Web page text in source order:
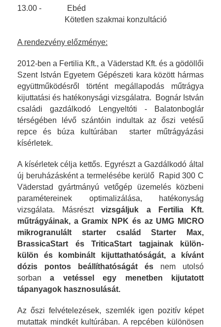
13.00 - Ebéd
Kötetlen szakmai konzultáció
A rendezvény előzménye:
2012-ben a Fertilia Kft., a Väderstad Kft. és a gödöllői
Szent István Egyetem Gépészeti kara között hármas
együttműködésről történt megállapodás műtrágya
kijuttatási és hatékonysági vizsgálatra. Bognár István
családi gazdálkodó Lengyeltóti - Balatonboglár
térségében lévő szántóin indultak az őszi vetésű
repce és búza kultúrában starter műtrágyázási
kísérletek.
A kísérletek célja kettős. Egyrészt a Gazdálkodó által
új beruházásként a termelésébe kerülő Rapid 300 C
Väderstad gyártmányú vetőgép üzemelés közbeni
paramétereinek optimalizálása, hatékonyság
vizsgálata. Másrésztvizsgáljuk a Fertilia Kft.
műtrágyáinak, a Gramix NPK és az UMG MICRO
mikrogranulált starter család Starter Max,
BrassicaStart és TriticaStart tagjainak külön-
külön és kombinált kijuttathatóságát, a kívánt
dózis pontos beállíthatóságát és nem utolsó
sorbana vetéssel egy menetben kijutatott
tápanyagok hasznosulását.
Az őszi felvételezések, szemlék igen pozitív képet
mutattak mindkét kultúrában. A repcében különösen